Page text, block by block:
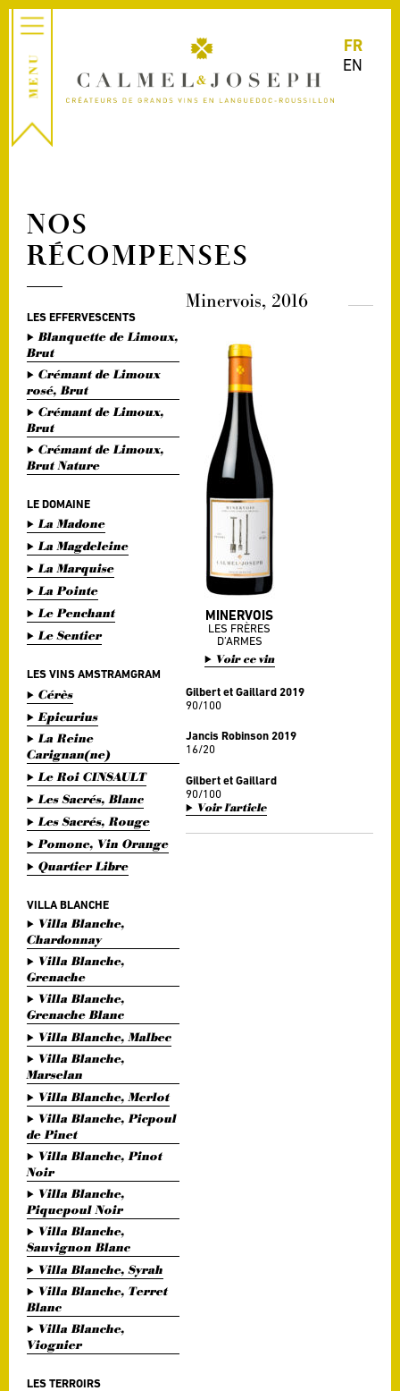
FR
EN
NOS
RÉCOMPENSES
LES EFFERVESCENTS
Blanquette de Limoux,
Brut
Crémant de Limoux
rosé, Brut
Crémant de Limoux,
Brut
Crémant de Limoux,
Brut Nature
LE DOMAINE
La Madone
La Magdeleine
La Marquise
La Pointe
Le Penchant
Le Sentier
LES VINS AMSTRAMGRAM
Cérès
Epicurius
La Reine
Carignan(ne)
Le Roi CINSAULT
Les Sacrés, Blanc
Les Sacrés, Rouge
Pomone, Vin Orange
Quartier Libre
VILLA BLANCHE
Villa Blanche,
Chardonnay
Villa Blanche,
Grenache
Villa Blanche,
Grenache Blanc
Villa Blanche, Malbec
Villa Blanche,
Marselan
Villa Blanche, Merlot
Villa Blanche, Picpoul
de Pinet
Villa Blanche, Pinot
Noir
Villa Blanche,
Piquepoul Noir
Villa Blanche,
Sauvignon Blanc
Villa Blanche, Syrah
Villa Blanche, Terret
Blanc
Villa Blanche,
Viognier
LES TERROIRS
Minervois, 2016
MINERVOIS
LES FRÈRES
D’ARMES
Voir ce vin
Gilbert et Gaillard 2019
90/100
Jancis Robinson 2019
16/20
Gilbert et Gaillard
90/100
Voir l'article